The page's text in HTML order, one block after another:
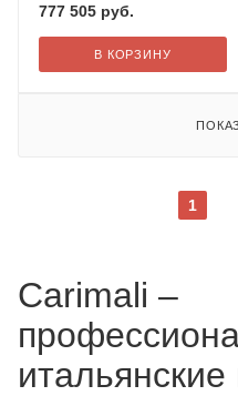
777 505 руб.
В КОРЗИНУ
1
Carimali –